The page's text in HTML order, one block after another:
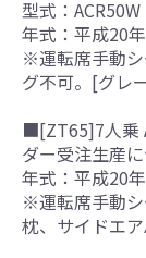
型式：
年式：平成20
※運転席手動シ
グ不可。[グレ
■[ZT65]7人乗
ダー受注生産
年式：平成20
※運転席手動
枕、サイドエ